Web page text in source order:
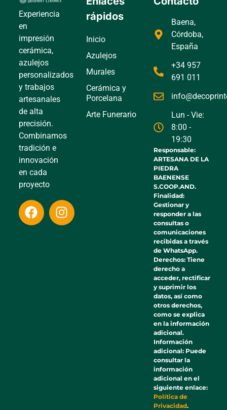
Experiencia
en
impresión
cerámica,
azulejos
personalizados
y trabajos
artesanales
de alta
precisión.
Combinamos
tradición e
innovación
en cada
proyecto
rápidos
Inicio
Azulejos
Murales
Cerámica y
Porcelana
Arte Funerario
Baena,
Córdoba,
España
+34 957
691 011
Lun - Vie:
8:00 -
19:30
Responsable:
ARTESANA DE LA
PIEDRA
BAENENSE
S.COOP.AND.
Finalidad:
Gestionar y
responder a las
consultas o
comunicaciones
recibidas a través
de WhatsApp.
Derechos: Tiene
derecho a
acceder, rectificar
y suprimir los
datos, así como
otros derechos,
como se explica
en la información
adicional.
Información
adicional: Puede
consultar la
información
adicional en el
siguiente enlace:
Política de
Privacidad.